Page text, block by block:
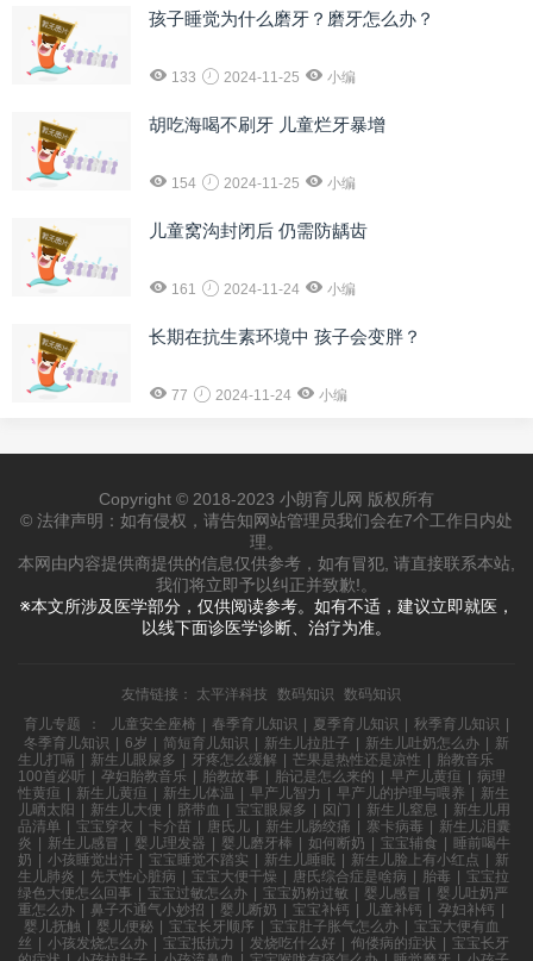
孩子睡觉为什么磨牙？磨牙怎么办？
133 2024-11-25 小编
胡吃海喝不刷牙 儿童烂牙暴增
154 2024-11-25 小编
儿童窝沟封闭后 仍需防龋齿
161 2024-11-24 小编
长期在抗生素环境中 孩子会变胖？
77 2024-11-24 小编
Copyright © 2018-2023 小朗育儿网 版权所有
© 法律声明：如有侵权，请告知网站管理员我们会在7个工作日内处
理。
本网由内容提供商提供的信息仅供参考，如有冒犯, 请直接联系本站,
我们将立即予以纠正并致歉!。
※本文所涉及医学部分，仅供阅读参考。如有不适，建议立即就医，
以线下面诊医学诊断、治疗为准。
友情链接： 太平洋科技 数码知识
数码知识
育儿专题
： 儿童安全座椅 春季育儿知识 夏季育儿知识 秋季育儿知识
冬季育儿知识
6岁 简短育儿知识 新生儿拉肚子 新生儿吐奶怎么办
新
生儿打嗝
新生儿眼屎多 牙疼怎么缓解 芒果是热性还是凉性
胎教音乐
100首必听
孕妇胎教音乐 胎教故事 胎记是怎么来的 早产儿黄疸
病理
性黄疸
新生儿黄疸 新生儿体温 早产儿智力 早产儿的护理与喂养
新生
儿晒太阳
新生儿大便 脐带血 宝宝眼屎多 囟门 新生儿窒息
新生儿用
品清单
宝宝穿衣 卡介苗 唐氏儿 新生儿肠绞痛 寨卡病毒
新生儿泪囊
炎
新生儿感冒 婴儿理发器 婴儿磨牙棒 如何断奶 宝宝辅食
睡前喝牛
奶
小孩睡觉出汗 宝宝睡觉不踏实 新生儿睡眠 新生儿脸上有小红点
新
生儿肺炎
先天性心脏病 宝宝大便干燥 唐氏综合症是啥病 胎毒
宝宝拉
绿色大便怎么回事
宝宝过敏怎么办 宝宝奶粉过敏 婴儿感冒
婴儿吐奶严
重怎么办
鼻子不通气小妙招 婴儿断奶 宝宝补钙 儿童补钙 孕妇补钙
婴儿抚触
婴儿便秘 宝宝长牙顺序 宝宝肚子胀气怎么办
宝宝大便有血
丝
小孩发烧怎么办 宝宝抵抗力 发烧吃什么好 佝偻病的症状
宝宝长牙